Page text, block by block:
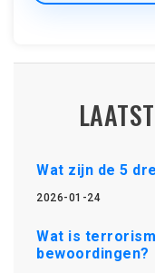
Wat zijn de 5
2026-01-24
Wat is
bewoordingen?